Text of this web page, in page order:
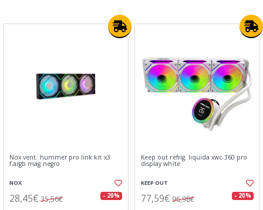
Nox vent. hummer pro link kit x3
f.argb mag negro
NOX
28,45€ 35,56€ - 20%
Keep out refrig. liquida xwc-360 pro
display white
KEEP OUT
77,59€ 96,98€ - 20%